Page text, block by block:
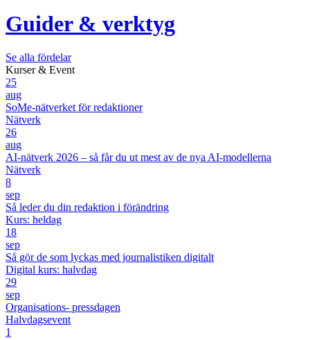
Guider & verktyg
Se alla fördelar
Kurser & Event
25
aug
SoMe-nätverket för redaktioner
Nätverk
26
aug
AI-nätverk 2026 – så får du ut mest av de nya AI-modellerna
Nätverk
8
sep
Så leder du din redaktion i förändring
Kurs: heldag
18
sep
Så gör de som lyckas med journalistiken digitalt
Digital kurs: halvdag
29
sep
Organisations- pressdagen
Halvdagsevent
1